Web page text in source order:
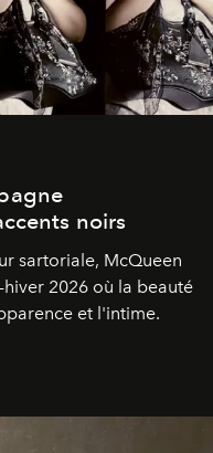
noirs
sartoriale, McQueen
2026 où la beauté
et l'intime.